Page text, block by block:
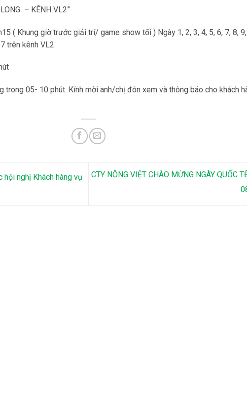
– KÊNH VL2”
( Khung giờ trước giải trí/ game show tối ) Ngày 1, 2, 3, 4, 5, 6, 7, 8,
trên kênh VL2
trong 05- 10 phút. Kính mời anh/chị đón xem và thông báo cho khách
hội nghị Khách hàng vụ
CTY NÔNG VIỆT CHÀO MỪNG NGÀY QUỐC